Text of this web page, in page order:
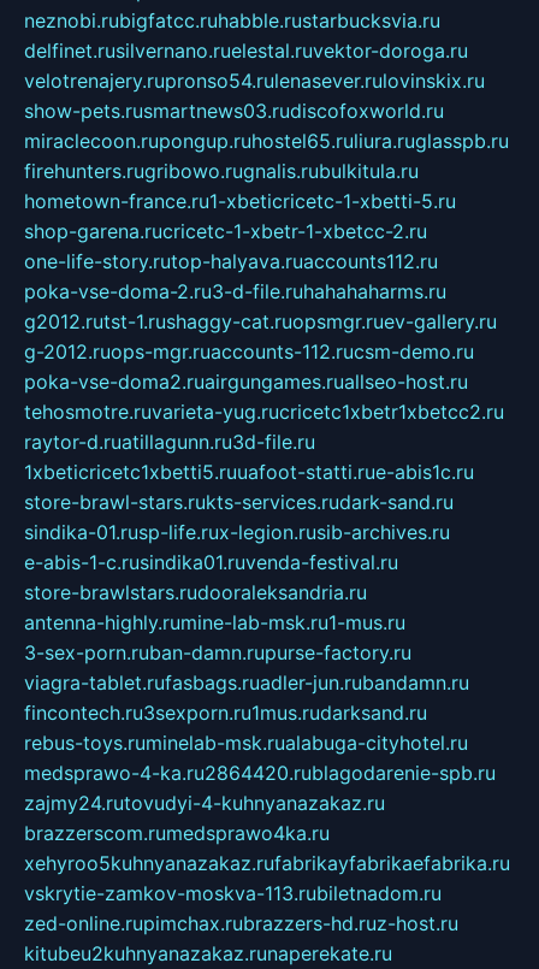
neznobi.rubigfatcc.ruhabble.rustarbucksvia.ru
delfinet.rusilvernano.ruelestal.ruvektor-doroga.ru
velotrenajery.rupronso54.rulenasever.rulovinskix.ru
show-pets.rusmartnews03.rudiscofoxworld.ru
miraclecoon.rupongup.ruhostel65.ruliura.ruglasspb.ru
firehunters.rugribowo.rugnalis.rubulkitula.ru
hometown-france.ru1-xbeticricetc-1-xbetti-5.ru
shop-garena.rucricetc-1-xbetr-1-xbetcc-2.ru
one-life-story.rutop-halyava.ruaccounts112.ru
poka-vse-doma-2.ru3-d-file.ruhahahaharms.ru
g2012.rutst-1.rushaggy-cat.ruopsmgr.ruev-gallery.ru
g-2012.ruops-mgr.ruaccounts-112.rucsm-demo.ru
poka-vse-doma2.ruairgungames.ruallseo-host.ru
tehosmotre.ruvarieta-yug.rucricetc1xbetr1xbetcc2.ru
raytor-d.ruatillagunn.ru3d-file.ru
1xbeticricetc1xbetti5.ruuafoot-statti.rue-abis1c.ru
store-brawl-stars.rukts-services.rudark-sand.ru
sindika-01.rusp-life.rux-legion.rusib-archives.ru
e-abis-1-c.rusindika01.ruvenda-festival.ru
store-brawlstars.rudooraleksandria.ru
antenna-highly.rumine-lab-msk.ru1-mus.ru
3-sex-porn.ruban-damn.rupurse-factory.ru
viagra-tablet.rufasbags.ruadler-jun.rubandamn.ru
fincontech.ru3sexporn.ru1mus.rudarksand.ru
rebus-toys.ruminelab-msk.rualabuga-cityhotel.ru
medsprawo-4-ka.ru2864420.rublagodarenie-spb.ru
zajmy24.rutovudyi-4-kuhnyanazakaz.ru
brazzerscom.rumedsprawo4ka.ru
xehyroo5kuhnyanazakaz.rufabrikayfabrikaefabrika.ru
vskrytie-zamkov-moskva-113.rubiletnadom.ru
zed-online.rupimchax.rubrazzers-hd.ruz-host.ru
kitubeu2kuhnyanazakaz.runaperekate.ru